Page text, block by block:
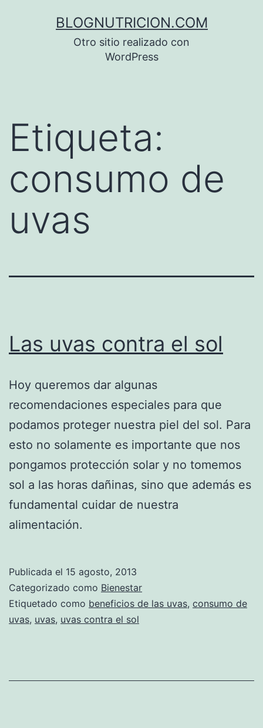
BLOGNUTRICION.COM
Otro sitio realizado con
WordPress
Etiqueta:
consumo de
uvas
Las uvas contra el sol
Hoy queremos dar algunas
recomendaciones especiales para que
podamos proteger nuestra piel del sol. Para
esto no solamente es importante que nos
pongamos protección solar y no tomemos
sol a las horas dañinas, sino que además es
fundamental cuidar de nuestra
alimentación.
Publicada el 15 agosto, 2013
Categorizado como Bienestar
Etiquetado como beneficios de las uvas, consumo de
uvas, uvas, uvas contra el sol